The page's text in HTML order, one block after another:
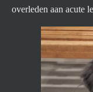
overleden aan acute